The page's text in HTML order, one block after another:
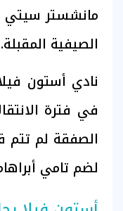
مانشستر سيتي
الصيفية المقبلة.
نادي أستون
في فترة
الصفقة لم تتم
لضم تامي